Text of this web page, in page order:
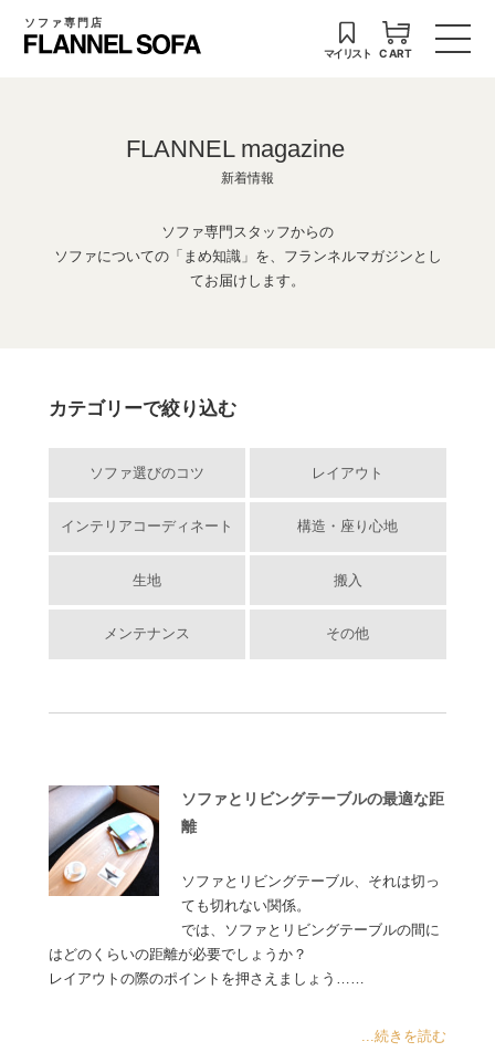
ソファ専門店
マイリスト CART
FLANNEL magazine
新着情報
ソファ専門スタッフからの
ソファについての「まめ知識」を、フランネルマガジンとし
てお届けします。
カテゴリーで絞り込む
ソファ選びのコツ レイアウト
インテリアコーディネート 構造・座り心地
生地 搬入
メンテナンス その他
ソファとリビングテーブルの最適な距
離
ソファとリビングテーブル、それは切っ
ても切れない関係。
では、ソファとリビングテーブルの間に
はどのくらいの距離が必要でしょうか？
レイアウトの際のポイントを押さえましょう……
...続きを読む